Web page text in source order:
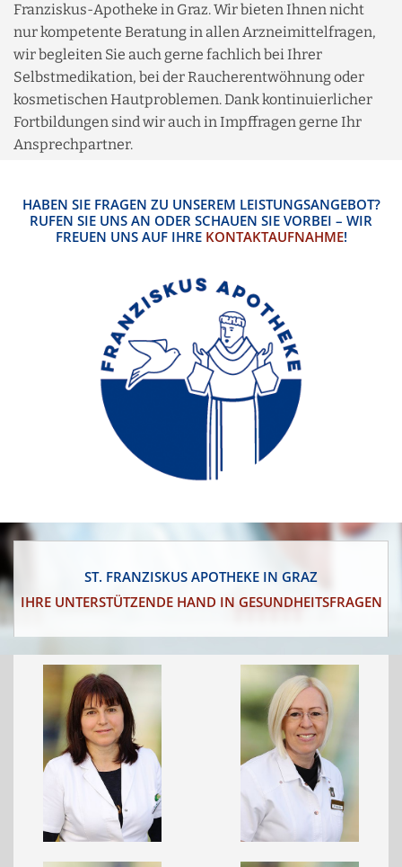
Franziskus-Apotheke in Graz. Wir bieten Ihnen nicht
nur kompetente Beratung in allen Arzneimittelfragen,
wir begleiten Sie auch gerne fachlich bei Ihrer
Selbstmedikation, bei der Raucherentwöhnung oder
kosmetischen Hautproblemen. Dank kontinuierlicher
Fortbildungen sind wir auch in Impffragen gerne Ihr
Ansprechpartner.
HABEN SIE FRAGEN ZU UNSEREM LEISTUNGSANGEBOT?
RUFEN SIE UNS AN ODER SCHAUEN SIE VORBEI – WIR
FREUEN UNS AUF IHRE KONTAKTAUFNAHME!
ST. FRANZISKUS APOTHEKE IN GRAZ
IHRE UNTERSTÜTZENDE HAND IN GESUNDHEITSFRAGEN